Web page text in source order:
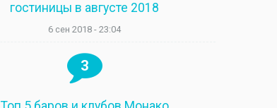
гостиницы в августе 2018
6 сен 2018 - 23:04
3